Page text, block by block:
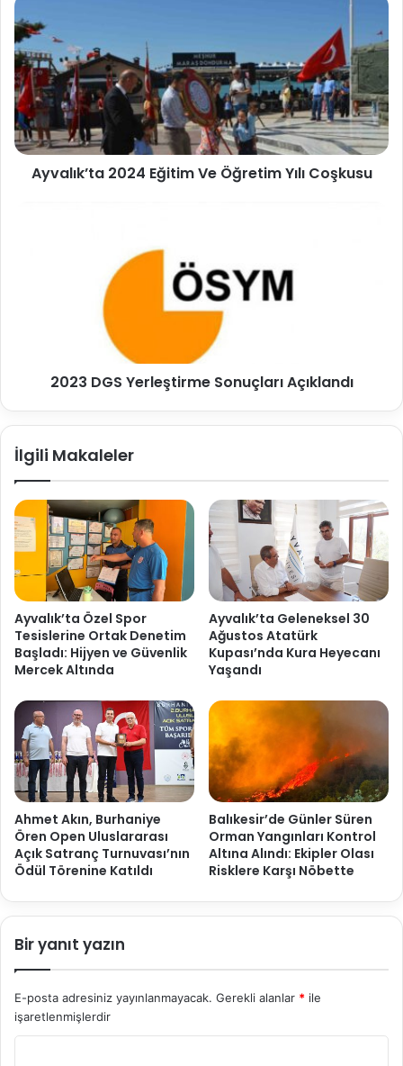
Ayvalık’ta 2024 Eğitim Ve Öğretim Yılı Coşkusu
2023 DGS Yerleştirme Sonuçları Açıklandı
İlgili Makaleler
Ayvalık’ta Özel Spor
Tesislerine Ortak Denetim
Başladı: Hijyen ve Güvenlik
Mercek Altında
Ayvalık’ta Geleneksel 30
Ağustos Atatürk
Kupası’nda Kura Heyecanı
Yaşandı
Ahmet Akın, Burhaniye
Ören Open Uluslararası
Açık Satranç Turnuvası’nın
Ödül Törenine Katıldı
Balıkesir’de Günler Süren
Orman Yangınları Kontrol
Altına Alındı: Ekipler Olası
Risklere Karşı Nöbette
Bir yanıt yazın
E-posta adresiniz yayınlanmayacak. Gerekli alanlar * ile
işaretlenmişlerdir